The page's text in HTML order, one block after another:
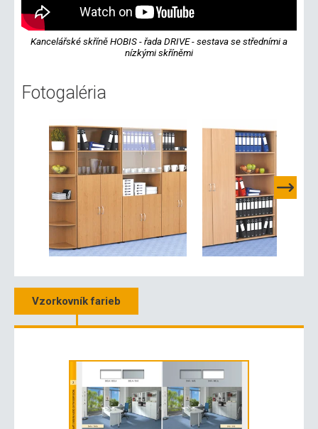
Kancelářské skříně HOBIS - řada DRIVE - sestava se středními a
nízkými skříněmi
Fotogaléria
Vzorkovník farieb